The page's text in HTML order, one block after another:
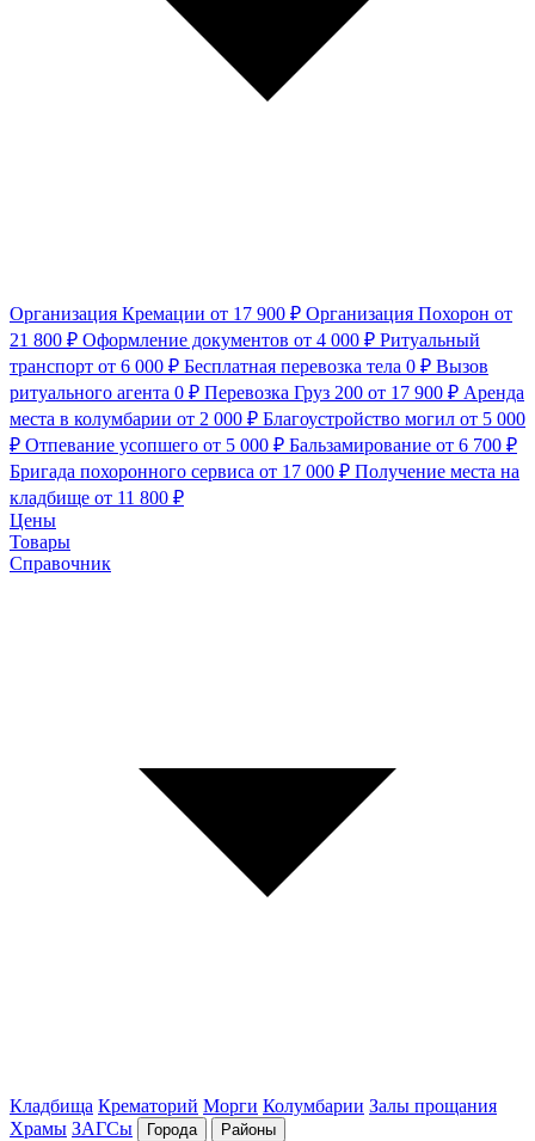
Организация Кремации от 17 900 ₽ Организация Похорон от
21 800 ₽ Оформление документов от 4 000 ₽ Ритуальный
транспорт от 6 000 ₽ Бесплатная перевозка тела 0 ₽ Вызов
ритуального агента 0 ₽ Перевозка Груз 200 от 17 900 ₽ Аренда
места в колумбарии от 2 000 ₽ Благоустройство могил от 5 000
₽ Отпевание усопшего от 5 000 ₽ Бальзамирование от 6 700 ₽
Бригада похоронного сервиса от 17 000 ₽ Получение места на
кладбище от 11 800 ₽
Цены
Товары
Справочник
Кладбища Крематорий Морги Колумбарии Залы прощания
Храмы ЗАГСы Города Районы